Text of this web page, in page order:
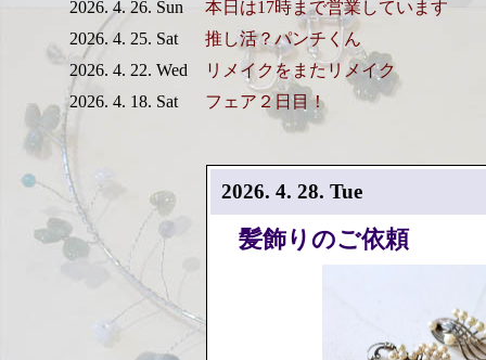
2026. 4. 26. Sun
本日は17時まで営業しています
2026. 4. 25. Sat
推し活？パンチくん
2026. 4. 22. Wed
リメイクをまたリメイク
2026. 4. 18. Sat
フェア２日目！
2026. 4. 28. Tue
髪飾りのご依頼